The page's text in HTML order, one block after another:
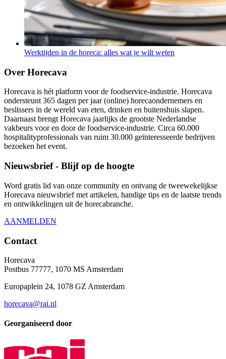
Werktijden in de horeca: alles wat je wilt weten
Over Horecava
Horecava is hét platform voor de foodservice-industrie. Horecava
ondersteunt 365 dagen per jaar (online) horecaondernemers en
beslissers in de wereld van eten, drinken en buitenshuis slapen.
Daarnaast brengt Horecava jaarlijks de grootste Nederlandse
vakbeurs voor en door de foodservice-industrie. Circa 60.000
hospitalityprofessionals van ruim 30.000 geïnteresseerde bedrijven
bezoeken het event.
Nieuwsbrief - Blijf op de hoogte
Word gratis lid van onze community en ontvang de tweewekelijkse
Horecava nieuwsbrief met artikelen, handige tips en de laatste trends
en ontwikkelingen uit de horecabranche.
AANMELDEN
Contact
Horecava
Postbus 77777, 1070 MS Amsterdam
Europaplein 24, 1078 GZ Amsterdam
horecava@rai.nl
Georganiseerd door